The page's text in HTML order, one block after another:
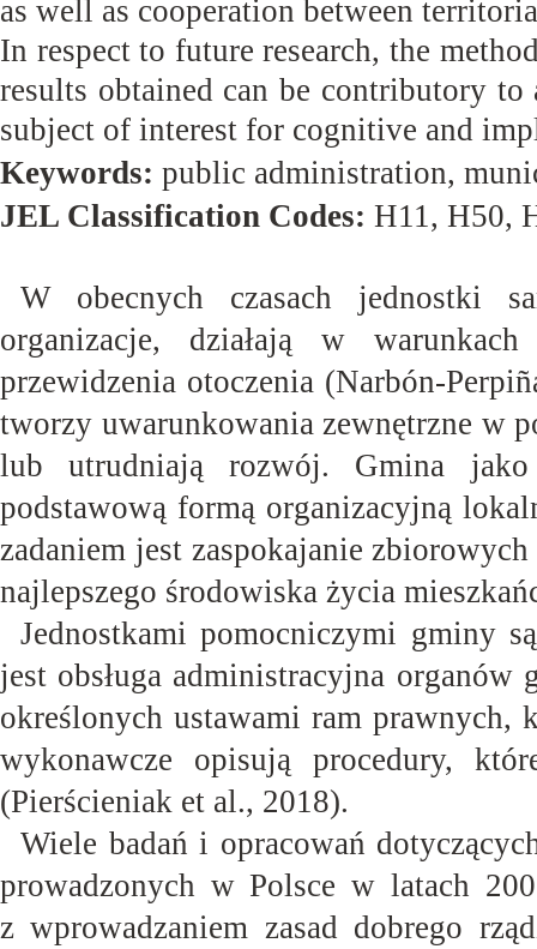
as well as cooperation between
In respect to future research, the
results obtained can be contributory
subject of interest for cognitive and
Keywords: public administration,
JEL Classification Codes: H11, H50,
W obecnych czasach jednostki
organizacje, działają w
przewidzenia otoczenia
tworzy uwarunkowania zewnętrzne w
lub utrudniają rozwój. Gmina jako
podstawową formą organizacyjną
zadaniem jest zaspokajanie
najlepszego środowiska życia
Jednostkami pomocniczymi gminy
jest obsługa administracyjna
określonych ustawami ram
wykonawcze opisują procedury,
(Pierścieniak et al., 2018).
Wiele badań i opracowań
prowadzonych w Polsce w latach
z wprowadzaniem zasad dobrego